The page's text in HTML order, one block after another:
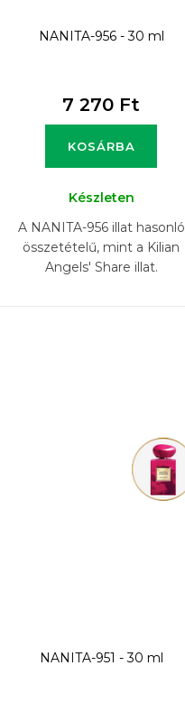
NANITA-956 - 30 ml
7 270 Ft
KOSÁRBA
Készleten
A NANITA-956 illat hasonló
összetételű, mint a Kilian
Angels' Share illat.
NANITA-951 - 30 ml